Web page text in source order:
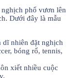
phổ vươn lên
Dưới đây là mẫu
dĩ nhiên đặt nghịch
bóng rổ, tennis,
xiết nhiều cuộc